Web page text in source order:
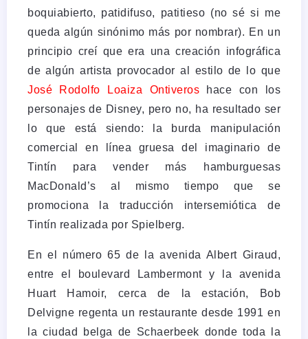
boquiabierto, patidifuso, patitieso (no sé si me
queda algún sinónimo más por nombrar). En un
principio creí que era una creación infográfica
de algún artista provocador al estilo de lo que
José Rodolfo Loaiza Ontiveros hace con los
personajes de Disney, pero no, ha resultado ser
lo que está siendo: la burda manipulación
comercial en línea gruesa del imaginario de
Tintín para vender más hamburguesas
MacDonald’s al mismo tiempo que se
promociona la traducción intersemiótica de
Tintín realizada por Spielberg.
En el número 65 de la avenida Albert Giraud,
entre el boulevard Lambermont y la avenida
Huart Hamoir, cerca de la estación, Bob
Delvigne regenta un restaurante desde 1991 en
la ciudad belga de Schaerbeek donde toda la